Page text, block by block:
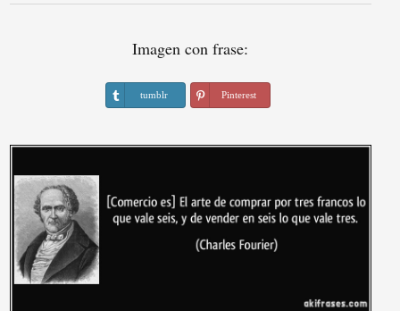
Imagen con frase:
tumblr Pinterest